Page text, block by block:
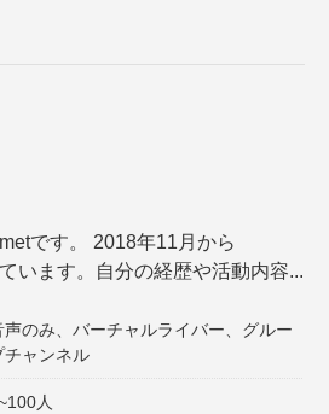
です。 2018年11月から
います。自分の経歴や活動内容...
声のみ、バーチャルライバー、グルー
チャンネル
人